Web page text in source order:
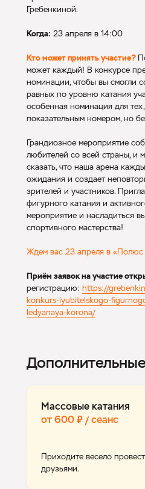
Гребенкиной.
Когда: 23 апреля в 14:00
Кто может принять участие?
может каждый! В конкурсе
номинации, чтобы вы смогли
равных по уровню катания
особенная номинация для
показательным номером, но
Грандиозное мероприятие
любителей со всей страны, и
сказать, что наша арена
ожидания и создает
зрителей и участников.
фигурного катания и
мероприятие и насладиться
спортивного мастерства!
Ждем вас 23 апреля в «Полюс
Приём заявок на участие
регистрацию: https://
konkurs-lyubitelskogo-
ledyanaya-korona/
Массовые катания
от 600 ₽ / сеанс
Приходите весело
друзьями.